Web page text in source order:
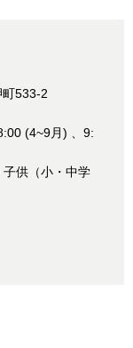
町533-2
(4~9月) 、9:
子供（小・中学